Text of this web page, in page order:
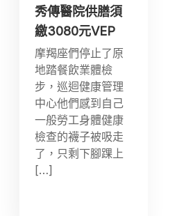
秀傳醫院供膳須
繳3080元VEP
摩羯座們停止了原
地踏餐飲業體檢
步，巡迴健康管理
中心他們感到自己
一般勞工身體健康
檢查的襪子被吸走
了，只剩下腳踝上
[…]